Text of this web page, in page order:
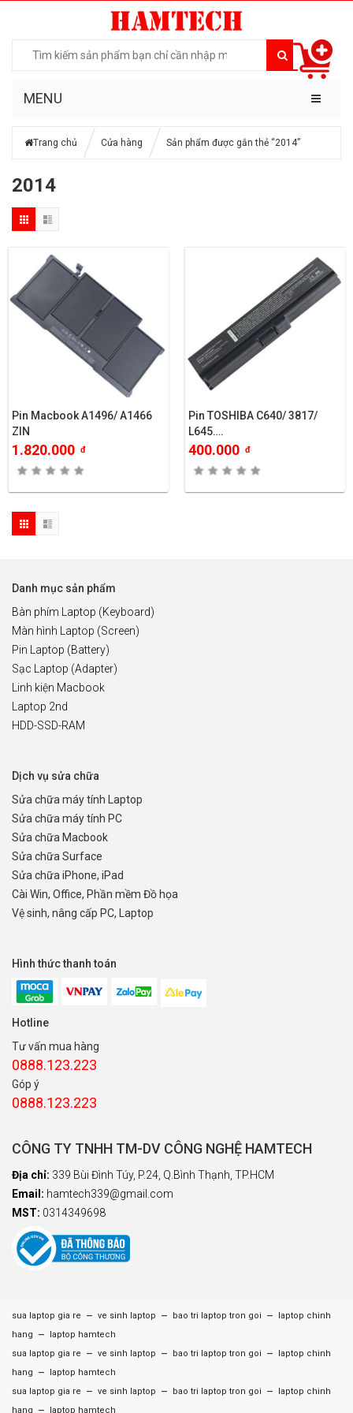
MENU
Trang chủ Cửa hàng Sản phẩm được gắn thẻ “2014”
2014
Pin Macbook A1496/ A1466
ZIN
1.820.000 đ
Pin TOSHIBA C640/ 3817/
L645….
400.000 đ
Danh mục sản phẩm
Bàn phím Laptop (Keyboard)
Màn hình Laptop (Screen)
Pin Laptop (Battery)
Sạc Laptop (Adapter)
Linh kiện Macbook
Laptop 2nd
HDD-SSD-RAM
Dịch vụ sửa chữa
Sửa chữa máy tính Laptop
Sửa chữa máy tính PC
Sửa chữa Macbook
Sửa chữa Surface
Sửa chữa iPhone, iPad
Cài Win, Office, Phần mềm Đồ họa
Vệ sinh, nâng cấp PC, Laptop
Hình thức thanh toán
Hotline
Tư vấn mua hàng
0888.123.223
Góp ý
0888.123.223
CÔNG TY TNHH TM-DV CÔNG NGHỆ HAMTECH
Địa chỉ: 339 Bùi Đình Túy, P.24, Q.Bình Thạnh, TP.HCM
Email: hamtech339@gmail.com
MST: 0314349698
sua laptop gia re – ve sinh laptop – bao tri laptop tron goi –
laptop chinh
hang
–
laptop hamtech
sua laptop gia re
– ve sinh laptop – bao tri laptop tron goi –
laptop chinh
hang
–
laptop hamtech
sua laptop gia re
– ve sinh laptop – bao tri laptop tron goi –
laptop chinh
hang
laptop hamtech